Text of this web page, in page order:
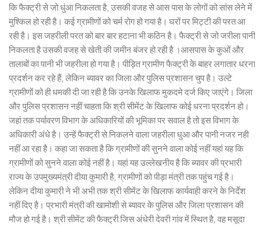
कि फैक्ट्री से जो धुंआ निकलता है, उसकी वजह से आस पास के लोगों को सांस लेने में
मुश्किल हो रही है। कई ग्रामीणों को चर्म रोग हो गया है। घरों पर मिट्टी की परत आ
रही है। इस जहरीली परत को बार बार हटाना भी कठिन है। फैक्ट्री से जो जरीला पानी
निकलता है उसकी वजह से खेती की जमीन बंजर हो रही है ।आसपास के कुओं और
तालाबों का पानी भी जहरीला हो गया है। पीड़ित ग्रामीण फैक्ट्री के बाहर लगातार धरना
प्रदर्शन कर रहे हैं, लेकिन ब्यावर का जिला और पुलिस प्रशासन चुप है। उल्टे
ग्रामीणों को ही धमकी दी जा रही है कि उनके खिलाफ मुकदमे दर्ज किए जाएंगे। जिला
और पुलिस प्रशासन नहीं चाहता कि श्री सीमेंट के खिलाफ कोई धरना प्रदर्शन हो।
जहां तक पर्यावरण विभाग के अधिकारियों की भूमिका पर सवाल है तो इस विभाग के
अधिकारी अंधे है। उन्हें फैक्ट्री से निकलने वाला जहरीला धुआ और पानी नजर नही
नहीं आ रहा है। कहा जा सकता है कि ग्रामीणों की सुनने वाला कोई नहीं यहां यह कि
ग्रामीणों को सुनने वाला कोई नहीं है। यहां यह उल्लेखनीय है कि ब्यावर की प्रभारी
राज्य के उपमुख्यमंत्री दीया कुमारी है, ग्रामीणों को पीड़ा मंत्री तक पहुंच गई है।
लेकिन दीया कुमारी ने भी अभी तक श्री सीमेंट के खिलाफ कार्यवाही करने के निर्देश
नहीं दिए है। प्रभारी मंत्री की खामोशी से ब्यावर के पुलिस और जिला प्रशासन की
मौज हो गई है। श्री सीमेंट की फैक्ट्री जिस अंधेरी देवरी गांव में स्थित है, वह मसूदा